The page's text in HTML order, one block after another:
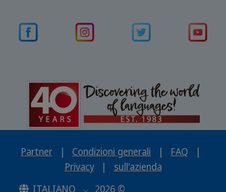
Partner | Condizioni generali | FAQ
|
Privacy
|
sull'azienda
ITALIANO
2026 ©